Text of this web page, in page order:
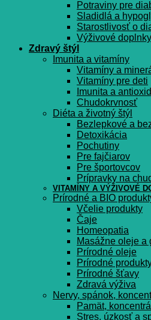
Potraviny pre
Sladidlá a
Starostlivosť o
Výživové
Zdravý štýl
Imunita a vitamíny
Vitamíny a
Vitamíny pre deti
Imunita a
Chudokrvnosť
Diéta a životný štýl
Bezlepkové a
Detoxikácia
Pochutiny
Pre fajčiarov
Pre športovcov
Prípravky na
VITAMÍNY A VÝŽIVOVÉ
Prírodné a BIO
Včelie produkty
Čaje
Homeopatia
Masážne oleje a
Prírodné oleje
Prírodné
Prírodné šťavy
Zdravá výživa
Nervy, spánok,
Pamät,
Stres, úzkosť a